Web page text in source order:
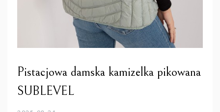
Pistacjowa damska kamizelka pikowana
SUBLEVEL